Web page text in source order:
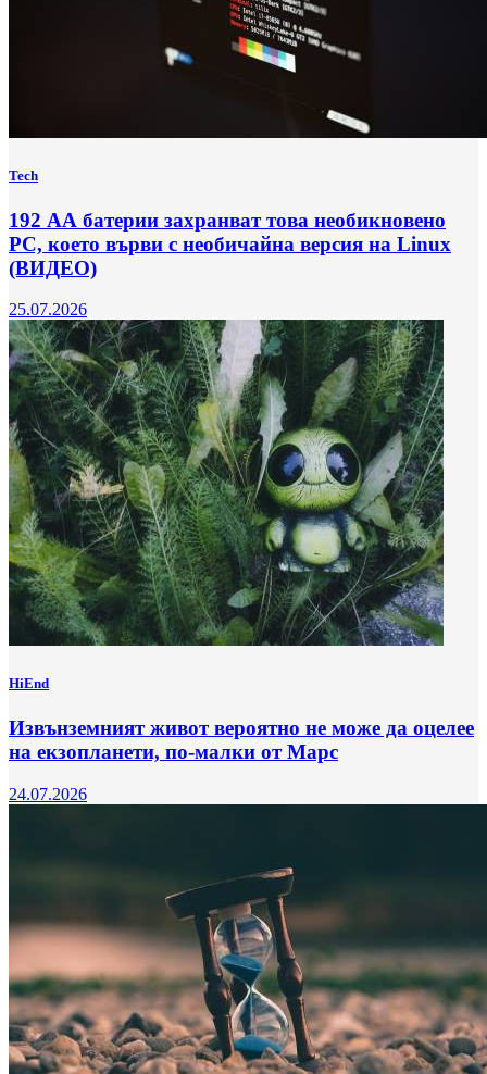
Tech
192 АА батерии захранват това необикновено
РС, което върви с необичайна версия на Linux
(ВИДЕО)
25.07.2026
HiEnd
Извънземният живот вероятно не може да оцелее
на екзопланети, по-малки от Марс
24.07.2026